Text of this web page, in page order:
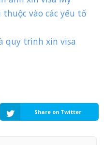
thuộc vào các yếu tố
quy trình xin visa
Share on Twitter